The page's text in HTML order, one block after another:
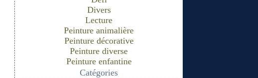
Divers
Lecture
Peinture animalière
Peinture décorative
Peinture diverse
Peinture enfantine
Catégories